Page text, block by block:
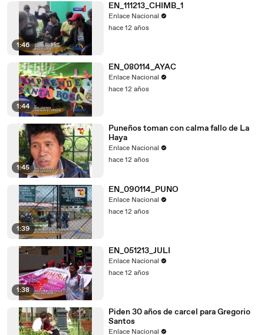
1:46
EN_111213_CHIMB_1
Enlace Nacional
hace 12 años
1:44
EN_080114_AYAC
Enlace Nacional
hace 12 años
1:45
Puneños toman con calma fallo de La
Haya
Enlace Nacional
hace 12 años
1:39
EN_090114_PUNO
Enlace Nacional
hace 12 años
1:38
EN_051213_JULI
Enlace Nacional
hace 12 años
Piden 30 años de carcel para Gregorio
Santos
Enlace Nacional